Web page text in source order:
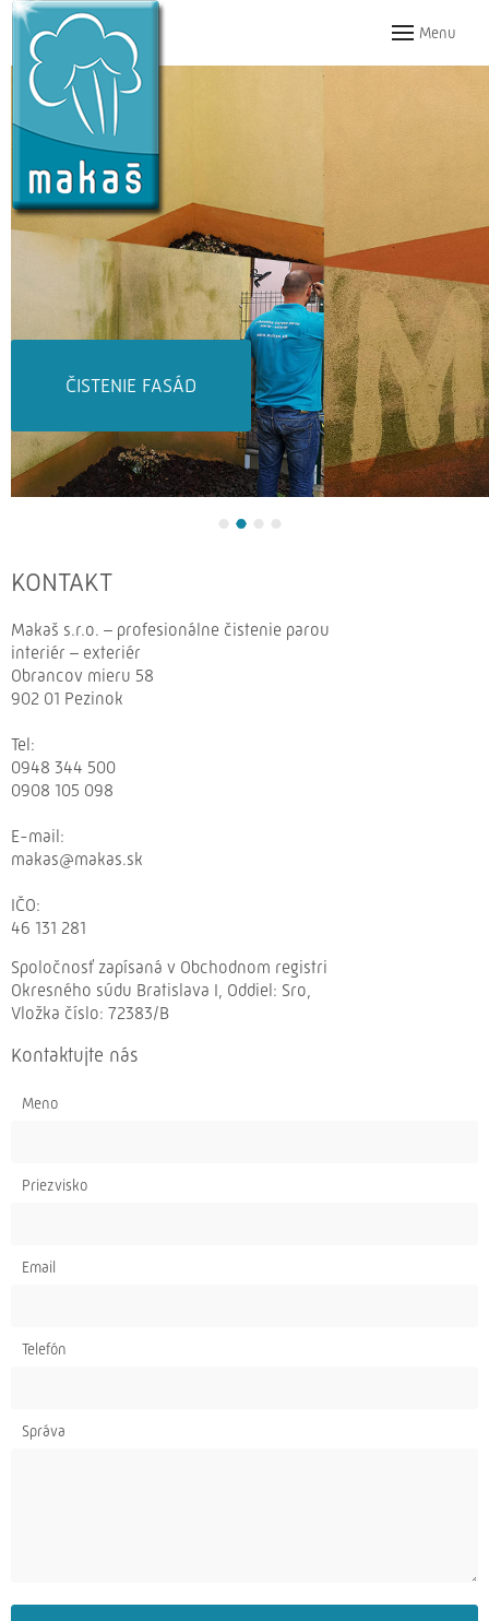
Menu
ČISTENIE DLAŽIEB
KONTAKT
Makaš s.r.o. – profesionálne čistenie parou
interiér – exteriér
Obrancov mieru 58
902 01 Pezinok
Tel:
0948 344 500
0908 105 098
E-mail:
makas@makas.sk
IČO:
46 131 281
Spoločnosť zapísaná v Obchodnom registri
Okresného súdu Bratislava I, Oddiel: Sro,
Vložka číslo: 72383/B
Kontaktujte nás
Meno
Priezvisko
Email
Telefón
Správa